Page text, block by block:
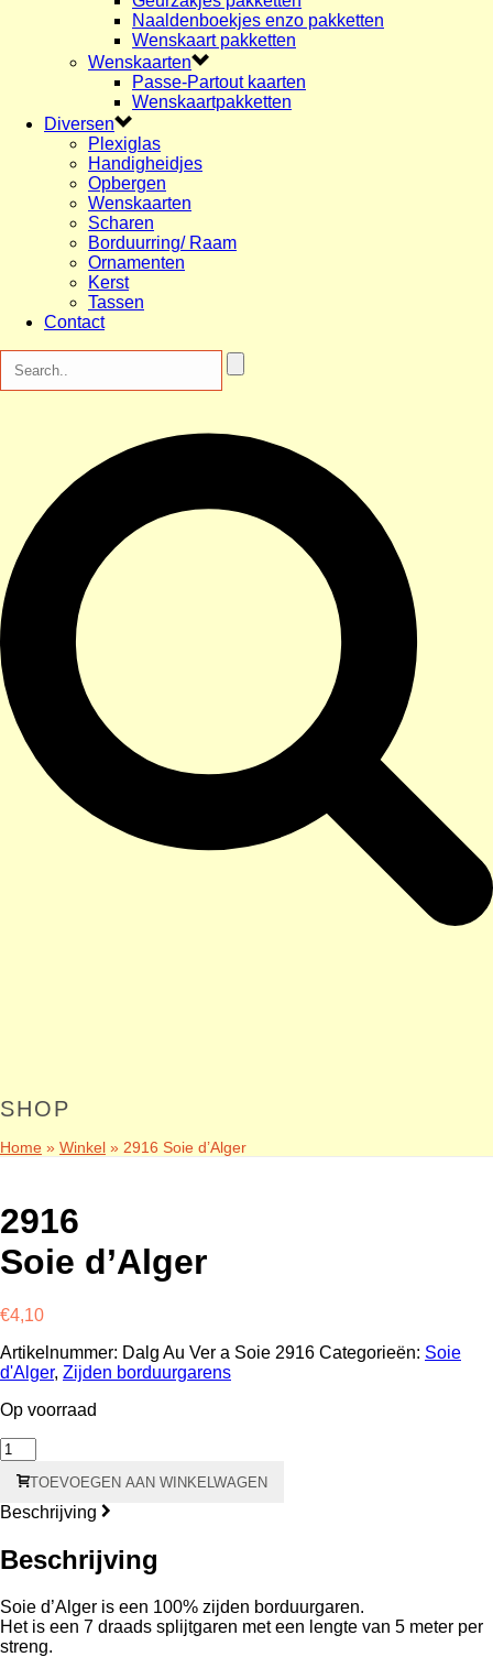
Naaldenboekjes enzo pakketten
Wenskaart pakketten
Wenskaarten
Passe-Partout kaarten
Wenskaartpakketten
Diversen
Plexiglas
Handigheidjes
Opbergen
Wenskaarten
Scharen
Borduurring/ Raam
Ornamenten
Kerst
Tassen
Contact
SHOP
Home » Winkel » 2916 Soie d’Alger
2916
Soie d’Alger
€4,10
Artikelnummer: Dalg Au Ver a Soie 2916 Categorieën: Soie
d'Alger, Zijden borduurgarens
Op voorraad
2916
Soie
d'Alger
aantal
TOEVOEGEN AAN WINKELWAGEN
Beschrijving
Beschrijving
Soie d’Alger is een 100% zijden borduurgaren.
Het is een 7 draads splijtgaren met een lengte van 5 meter per
streng.